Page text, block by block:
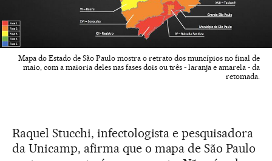
Mapa do Estado de São Paulo mostra o retrato dos muncípios no final de
maio, com a maioria deles nas fases dois ou três - laranja e amarela - da
retomada.
Raquel Stucchi, infectologista e pesquisadora
da Unicamp, afirma que o mapa de São Paulo